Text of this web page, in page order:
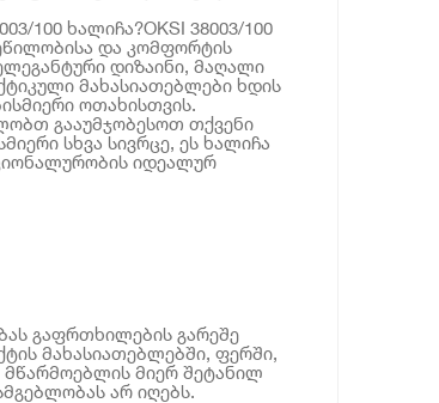
100 ხალიჩა?OKSI 38003/100
და კომფორტის
დიზაინი, მაღალი
მახასიათებლები ხდის
ოთახისთვის.
გააუმჯობესოთ თქვენი
სხვა სივრცე, ეს ხალიჩა
იდეალურ
გაფრთხილების გარეშე
მახასიათებლებში, ფერში,
მწარმოებლის მიერ შეტანილ
არ იღებს.